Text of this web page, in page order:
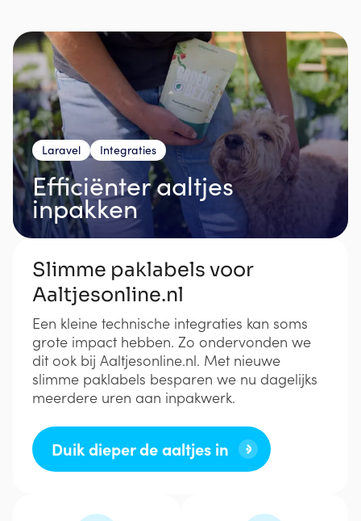
Laravel Integraties
Efficiënter aaltjes
inpakken
Slimme paklabels voor
Aaltjesonline.nl
Een kleine technische integraties kan soms
grote impact hebben. Zo ondervonden we
dit ook bij Aaltjesonline.nl. Met nieuwe
slimme paklabels besparen we nu dagelijks
meerdere uren aan inpakwerk.
Duik dieper de aaltjes in